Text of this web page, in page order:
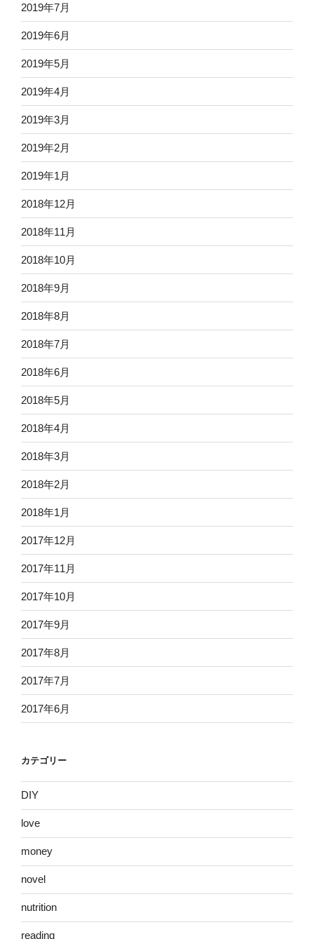
2019年7月
2019年6月
2019年5月
2019年4月
2019年3月
2019年2月
2019年1月
2018年12月
2018年11月
2018年10月
2018年9月
2018年8月
2018年7月
2018年6月
2018年5月
2018年4月
2018年3月
2018年2月
2018年1月
2017年12月
2017年11月
2017年10月
2017年9月
2017年8月
2017年7月
2017年6月
カテゴリー
DIY
love
money
novel
nutrition
reading